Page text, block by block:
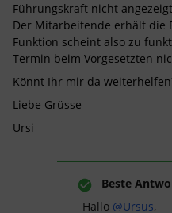
Führungskraft nicht
Der Mitarbeitende erhält die
Funktion scheint also zu
Termin beim Vorgesetzten
Könnt Ihr mir da
Liebe Grüsse
Ursi
Beste
Hallo ​ @Ursus,